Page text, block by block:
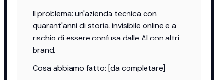
Il problema: un'azienda tecnica con
quarant'anni di storia, invisibile online e a
rischio di essere confusa dalle AI con altri
brand.
Cosa abbiamo fatto: [da completare]